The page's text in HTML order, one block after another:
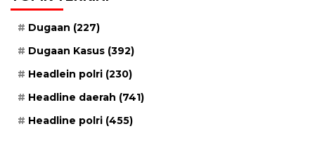
Dugaan (227)
Dugaan Kasus (392)
Headlein polri (230)
Headline daerah (741)
Headline polri (455)